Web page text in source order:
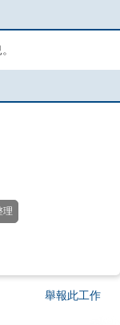
理
舉報此工作